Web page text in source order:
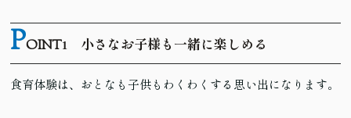
POINT1 小さなお子様も一緒に楽しめる
食育体験は、おとなも子供もわくわくする思い出になります。